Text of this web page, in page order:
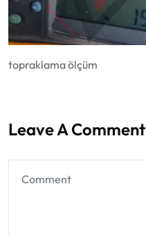
topraklama ölçüm
Leave A Comment